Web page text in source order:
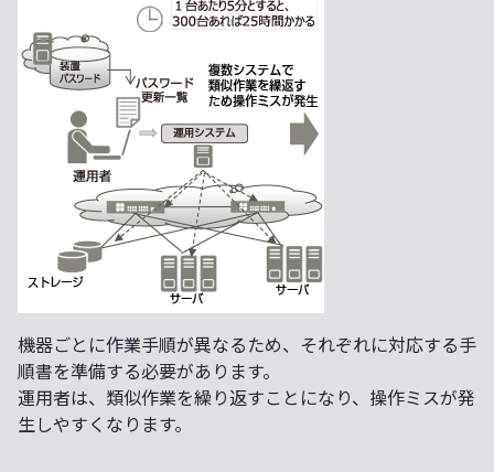
機器ごとに作業手順が異なるため、それぞれに対応する手
順書を準備する必要があります。
運用者は、類似作業を繰り返すことになり、操作ミスが発
生しやすくなります。